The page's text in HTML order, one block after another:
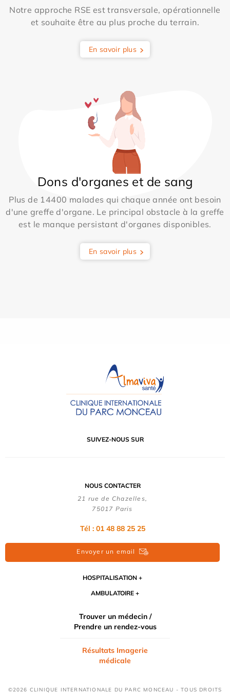
Notre approche RSE est transversale, opérationnelle
et souhaite être au plus proche du terrain.
En savoir plus
Dons d'organes et de sang
Plus de 14400 malades qui chaque année ont besoin
d'une greffe d'organe. Le principal obstacle à la greffe
est le manque persistant d'organes disponibles.
En savoir plus
SUIVEZ-NOUS SUR
NOUS CONTACTER
21 rue de Chazelles,
75017 Paris
Tél : 01 48 88 25 25
Envoyer un email
HOSPITALISATION
AMBULATOIRE
Trouver un médecin /
Prendre un rendez-vous
Résultats Imagerie
médicale
©2026 CLINIQUE INTERNATIONALE DU PARC MONCEAU - TOUS DROITS